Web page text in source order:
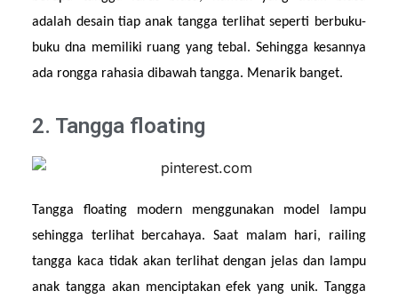
adalah desain tiap anak tangga terlihat seperti berbuku-
buku dna memiliki ruang yang tebal. Sehingga kesannya
ada rongga rahasia dibawah tangga. Menarik banget.
2. Tangga floating
Tangga floating modern menggunakan model lampu
sehingga terlihat bercahaya. Saat malam hari, railing
tangga kaca tidak akan terlihat dengan jelas dan lampu
anak tangga akan menciptakan efek yang unik. Tangga